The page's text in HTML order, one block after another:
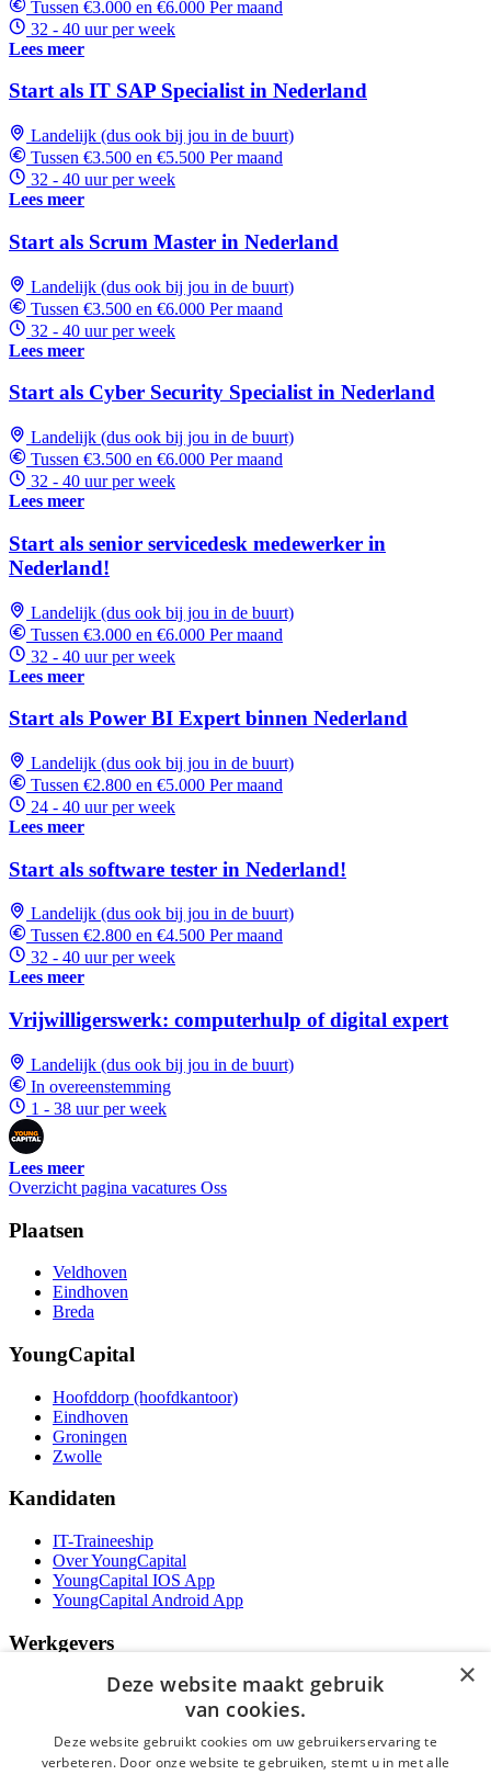
Tussen €3.000 en €6.000 Per maand
32 - 40 uur per week
Lees meer
Start als IT SAP Specialist in Nederland
Landelijk (dus ook bij jou in de buurt)
Tussen €3.500 en €5.500 Per maand
32 - 40 uur per week
Lees meer
Start als Scrum Master in Nederland
Landelijk (dus ook bij jou in de buurt)
Tussen €3.500 en €6.000 Per maand
32 - 40 uur per week
Lees meer
Start als Cyber Security Specialist in Nederland
Landelijk (dus ook bij jou in de buurt)
Tussen €3.500 en €6.000 Per maand
32 - 40 uur per week
Lees meer
Start als senior servicedesk medewerker in
Nederland!
Landelijk (dus ook bij jou in de buurt)
Tussen €3.000 en €6.000 Per maand
32 - 40 uur per week
Lees meer
Start als Power BI Expert binnen Nederland
Landelijk (dus ook bij jou in de buurt)
Tussen €2.800 en €5.000 Per maand
24 - 40 uur per week
Lees meer
Start als software tester in Nederland!
Landelijk (dus ook bij jou in de buurt)
Tussen €2.800 en €4.500 Per maand
32 - 40 uur per week
Lees meer
Vrijwilligerswerk: computerhulp of digital expert
Landelijk (dus ook bij jou in de buurt)
In overeenstemming
1 - 38 uur per week
Lees meer
Overzicht pagina vacatures Oss
Plaatsen
Veldhoven
Eindhoven
Breda
YoungCapital
Hoofddorp (hoofdkantoor)
Eindhoven
Groningen
Zwolle
Kandidaten
IT-Traineeship
Over YoungCapital
YoungCapital IOS App
YoungCapital Android App
Werkgevers
Het concept
Contractvormen
Brochure aanvragen
×
Deze website maakt gebruik
van cookies.
Deze website gebruikt cookies om uw gebruikerservaring te
verbeteren. Door onze website te gebruiken, stemt u in met alle